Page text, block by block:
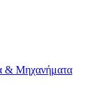
& Μηχανήματα